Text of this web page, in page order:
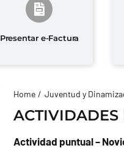
Presentar e-Factura
Home Juventud y
ACTIVIDADES
Actividad puntual –